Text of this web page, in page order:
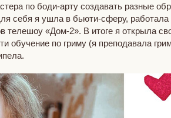
по боди-арту создавать разные
я ушла в бьюти-сферу, работала
телешоу «Дом-2». В итоге я
обучение по гриму (я преподавала